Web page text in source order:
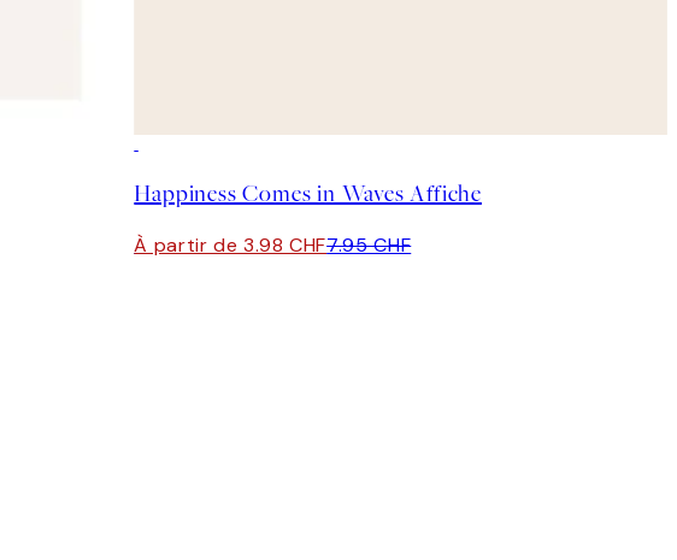
Happiness Comes in Waves Affiche
À partir de 3.98 CHF7.95 CHF